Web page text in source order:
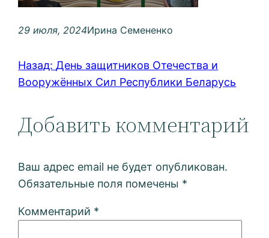
29 июля, 2024Ирина Семененко
Назад: День защитников Отечества и
Вооружённых Сил Республики Беларусь
Добавить комментарий
Ваш адрес email не будет опубликован.
Обязательные поля помечены *
Комментарий *